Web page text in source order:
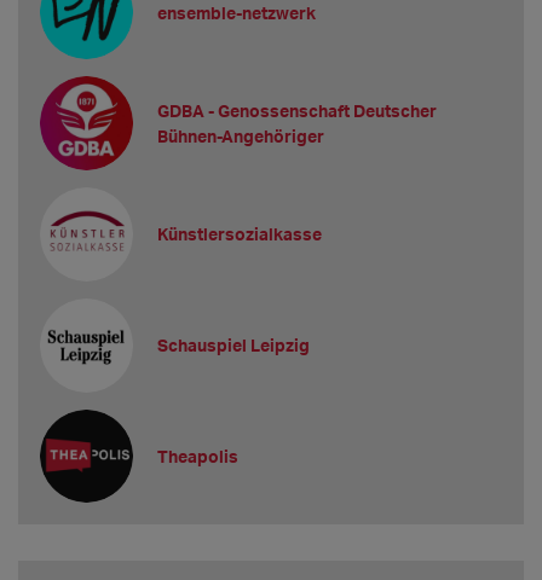
ensemble-netzwerk
GDBA - Genossenschaft Deutscher
Bühnen-Angehöriger
Künstlersozialkasse
Schauspiel Leipzig
Theapolis